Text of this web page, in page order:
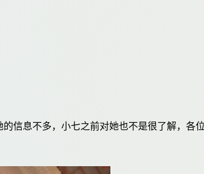
信息不多，小七之前对她也不是很了解，各